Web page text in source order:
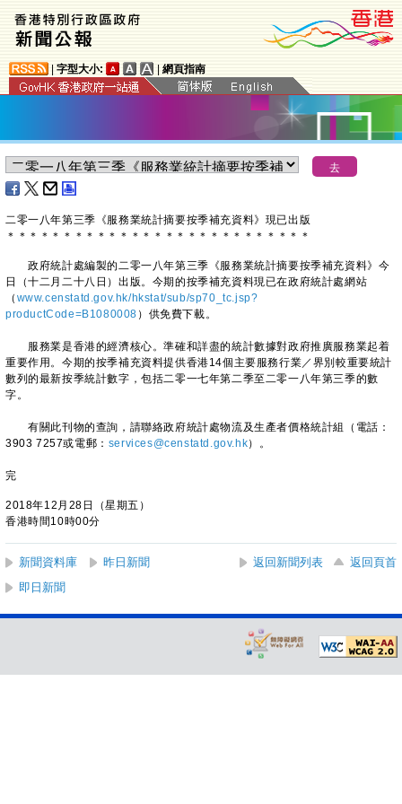
字型大小: 網頁指南
二零一八年第三季《服務業統計摘要按季補充資料》現已出版
＊ ＊ ＊ ＊ ＊ ＊ ＊ ＊ ＊ ＊ ＊ ＊ ＊ ＊ ＊ ＊ ＊ ＊ ＊ ＊ ＊ ＊ ＊ ＊ ＊ ＊ ＊
政府統計處編製的二零一八年第三季《服務業統計摘要按季補充資料》今
日（十二月二十八日）出版。今期的按季補充資料現已在政府統計處網站
（ www.censtatd.gov.hk/hkstat/sub/sp70_tc.jsp?
productCode=B1080008 ）供免費下載。
服務業是香港的經濟核心。準確和詳盡的統計數據對政府推廣服務業起着
重要作用。今期的按季補充資料提供香港14個主要服務行業／界別較重要統計
數列的最新按季統計數字，包括二零一七年第二季至二零一八年第三季的數
字。
有關此刊物的查詢，請聯絡政府統計處物流及生產者價格統計組（電話：
3903 7257或電郵： services@censtatd.gov.hk）。
完
2018年12月28日（星期五）
香港時間10時00分
新聞資料庫 昨日新聞 返回新聞列表
返回頁首
即日新聞